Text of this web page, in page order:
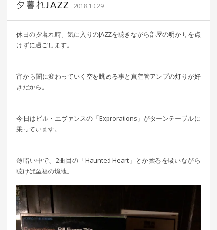
夕暮れJAZZ 2018.10.29｜ 更新日：
込山 敏郎
休日の夕暮れ時、気に入りのJAZZを聴きながら部屋の明かりを点
けずに過ごします。
宵から闇に変わっていく空を眺める事と真空管アンプの灯りが好
きだから。
今日はビル・エヴァンスの「Exprorations」がターンテーブルに
乗っています。
薄暗い中で、2曲目の「Haunted Heart」とか葉巻を吸いながら
聴けば至福の境地。